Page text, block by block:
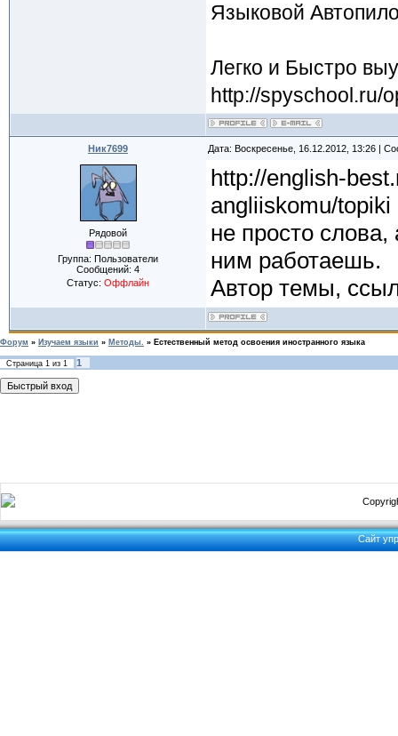
Языковой
Легко и Быстро
http://spyschool.ru/
Ник7699 Дата: Воскресенье, 16.12.2012, 13:26 |
Рядовой
Группа: Пользователи
Сообщений: 4
Статус: Оффлайн
http://english-
angliiskomu/
не просто
ним работаешь.
Автор темы,
Форум » Изучаем языки » Методы. » Естественный метод освоения иностранного языка
Страница 1 из 1 1
Сайт